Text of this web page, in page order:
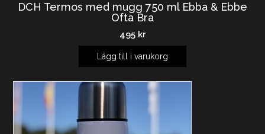
DCH Termos med mugg 750 ml Ebba & Ebbe
Ofta Bra
495 kr
Lägg till i varukorg